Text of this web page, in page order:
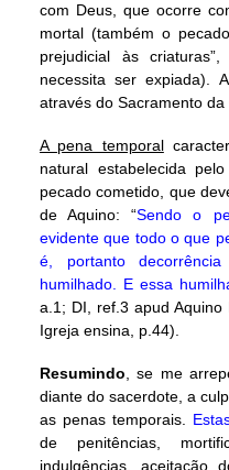
com Deus, que ocorre
mortal (também o
prejudicial às
necessita ser expiada).
através do Sacramento da
A pena temporal
natural estabelecida
pecado cometido, que
de Aquino: “Sendo o
evidente que todo o que
é, portanto
humilhado. E essa
a.1; DI, ref.3 apud
Igreja ensina, p.44).
Resumindo , se me
diante do sacerdote, a
as penas temporais.
de penitências,
indulgências, aceitação